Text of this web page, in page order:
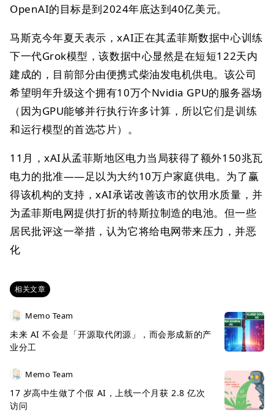
OpenAI的目标是到2024年底达到40亿美元。
马斯克今年夏天表示，xAI正在其孟菲斯数据中心训练
下一代Grok模型，该数据中心显然是在短短122天内
建成的，目前部分由便携式柴油发电机供电。该公司
希望明年升级这个拥有10万个Nvidia GPU的服务器场
（因为GPU能够并行执行许多计算，所以它们是训练
和运行模型的首选芯片）。
11月，xAI从孟菲斯地区电力当局获得了额外150兆瓦
电力的批准——足以为大约10万户家庭供电。为了赢
得该机构的支持，xAI承诺改善该市的饮用水质量，并
为孟菲斯电网提供打折的特斯拉制造的电池。但一些
居民批评这一举措，认为它将给电网带来压力，并恶
化
相关文章
Memo Team
未来 AI 不会是「开源取代闭源」，而会形成新的产
业分工
Memo Team
17 岁高中生做了个假 AI，上线一个月获 2.8 亿次
访问